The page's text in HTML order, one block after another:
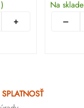
Na sklade
prvky